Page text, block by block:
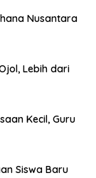
Nusantara
Lebih dari
Kecil, Guru
Siswa Baru